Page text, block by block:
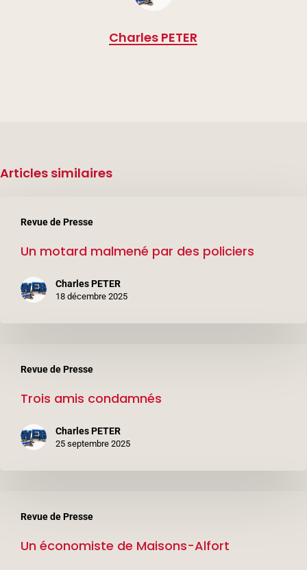
Charles PETER
Articles similaires
Revue de Presse
motard
malmené
Un motard malmené par des policiers
Charles PETER
18 décembre 2025
Revue de Presse
amis
condamnés
Trois amis condamnés
Charles PETER
25 septembre 2025
Revue de Presse
économiste
Un économiste de Maisons-Alfort